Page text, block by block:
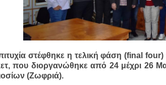
στέφθηκε η τελική φάση (final
που διοργανώθηκε από 24 μέχρι 26
(Ζωφριά).